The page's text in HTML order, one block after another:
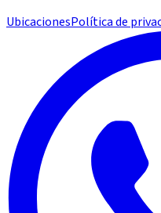
UbicacionesPolítica de